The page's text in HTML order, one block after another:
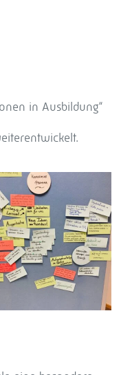
in Ausbildung“